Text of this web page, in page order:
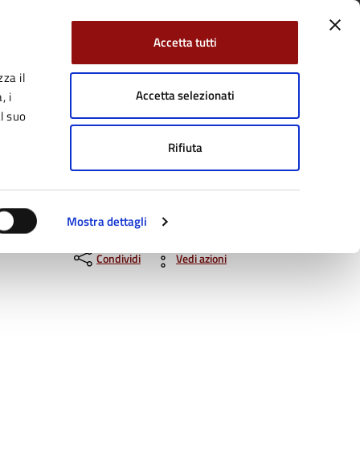
il
i
suo
Mostra dettagli
Accetta tutti
Accetta selezionati
Rifiuta
su: TwitterYouTube Cerca:
Tutti gli argomenti
Condividi Vedi azioni